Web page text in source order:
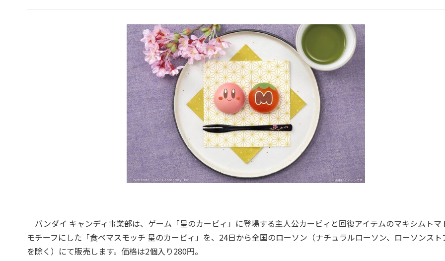
バンダイ キャンディ事業部は、ゲーム「星のカービィ」に登場する主人公カービィと回復アイテムのマキシムトマ
モチーフにした「食べマスモッチ 星のカービィ」を、24日から全国のローソン（ナチュラルローソン、ローソンスト
を除く）にて販売します。価格は2個入り280円。